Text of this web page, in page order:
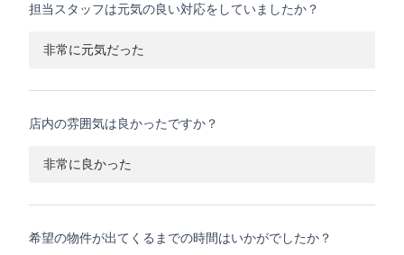
担当スタッフは元気の良い対応をしていましたか？
非常に元気だった
店内の雰囲気は良かったですか？
非常に良かった
希望の物件が出てくるまでの時間はいかがでしたか？